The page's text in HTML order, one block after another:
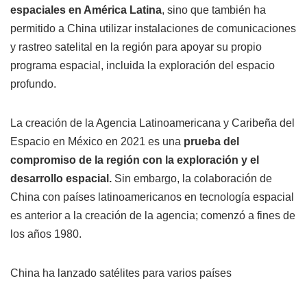
espaciales en América Latina, sino que también ha
permitido a China utilizar instalaciones de comunicaciones
y rastreo satelital en la región para apoyar su propio
programa espacial, incluida la exploración del espacio
profundo.
La creación de la Agencia Latinoamericana y Caribeña del
Espacio en México en 2021 es una prueba del
compromiso de la región con la exploración y el
desarrollo espacial. Sin embargo, la colaboración de
China con países latinoamericanos en tecnología espacial
es anterior a la creación de la agencia; comenzó a fines de
los años 1980.
China ha lanzado satélites para varios países